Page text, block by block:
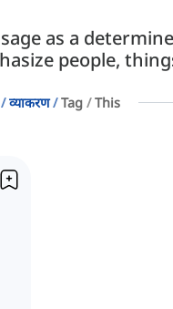
as a
people,
व्याकरण Tag This